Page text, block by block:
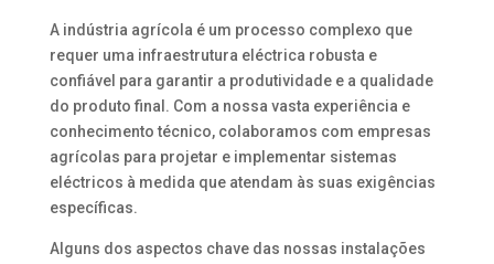
A indústria agrícola é um processo complexo que
requer uma infraestrutura eléctrica robusta e
confiável para garantir a produtividade e a qualidade
do produto final. Com a nossa vasta experiência e
conhecimento técnico, colaboramos com empresas
agrícolas para projetar e implementar sistemas
eléctricos à medida que atendam às suas exigências
específicas.
Alguns dos aspectos chave das nossas instalações